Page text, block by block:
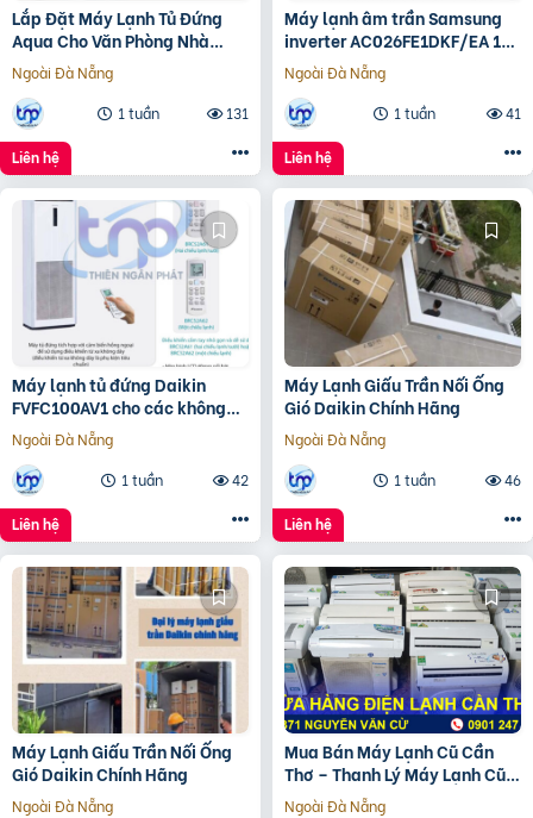
Lắp Đặt Máy Lạnh Tủ Đứng
Aqua Cho Văn Phòng Nhà
Xưởng
Ngoài Đà Nẵng
1 tuần
131
Liên hệ
Máy lạnh âm trần Samsung
inverter AC026FE1DKF/EA 1
hướng công nghệ WindFree™
Ngoài Đà Nẵng
1 tuần
41
Liên hệ
Máy lạnh tủ đứng Daikin
FVFC100AV1 cho các không
gian rộng dưới 50m2
Ngoài Đà Nẵng
1 tuần
42
Liên hệ
Máy Lạnh Giấu Trần Nối Ống
Gió Daikin Chính Hãng
Ngoài Đà Nẵng
1 tuần
46
Liên hệ
Máy Lạnh Giấu Trần Nối Ống
Gió Daikin Chính Hãng
Ngoài Đà Nẵng
Mua Bán Máy Lạnh Cũ Cần
Thơ – Thanh Lý Máy Lạnh Cũ
Cần Thơ Giá Rẻ đã cập
Ngoài Đà Nẵng